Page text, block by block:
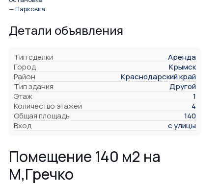
— Парковка
Детали объявления
Тип сделки
Аренда
Город
Крымск
Район
Краснодарский край
Тип здания
Другой
Этаж
1
Количество этажей
4
Общая площадь
140
Вход
с улицы
Помещение 140 м2 на
М,Гречко